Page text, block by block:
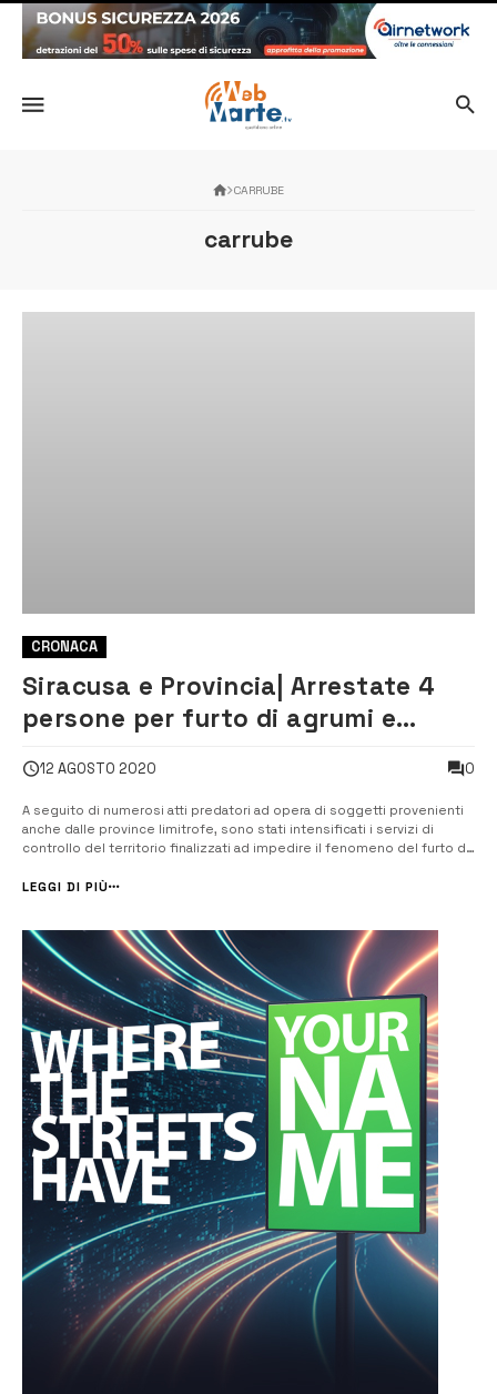
CARRUBE
carrube
CRONACA
Siracusa e Provincia| Arrestate 4
persone per furto di agrumi e
12 AGOSTO 2020 0
A seguito di numerosi atti predatori ad opera di soggetti provenienti
anche dalle province limitrofe, sono stati intensificati i servizi di
controllo del territorio finalizzati ad impedire il fenomeno del furto di
Lentini, Avola e Noto maggiormente colpiti da questo tipo di ...
LEGGI DI PIÙ